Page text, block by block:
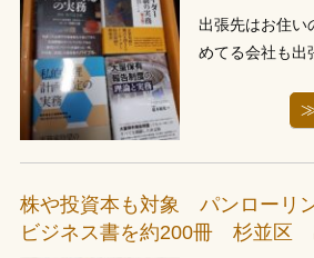
出張先はお住い
めてる会社も出
整理は難しい
の所でも蔵書整
きました。 お
り取りさせて頂
客様に ...
≫
株や投資本も対象 パンローリ
ビジネス書を約200冊 杉並区